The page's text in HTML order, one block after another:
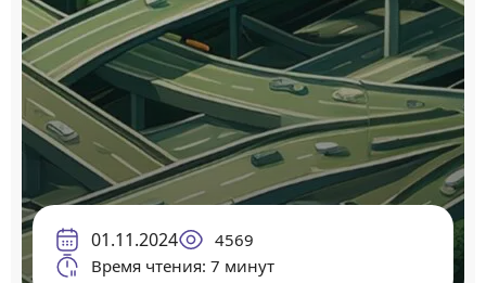
01.11.2024
4569
Время чтения: 7 минут